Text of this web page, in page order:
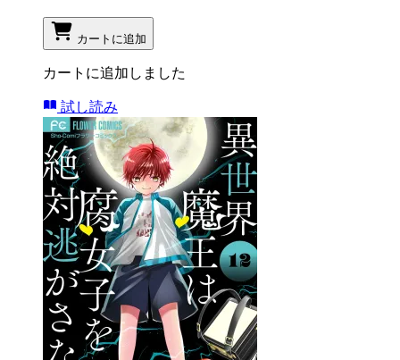
カートに追加
カートに追加しました
試し読み